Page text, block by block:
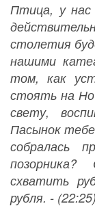
Птица, у нас
столетия
нашими
том, как
стоять на
свету,
Пасынок
собралась
схватить
рубля. - (22:25)